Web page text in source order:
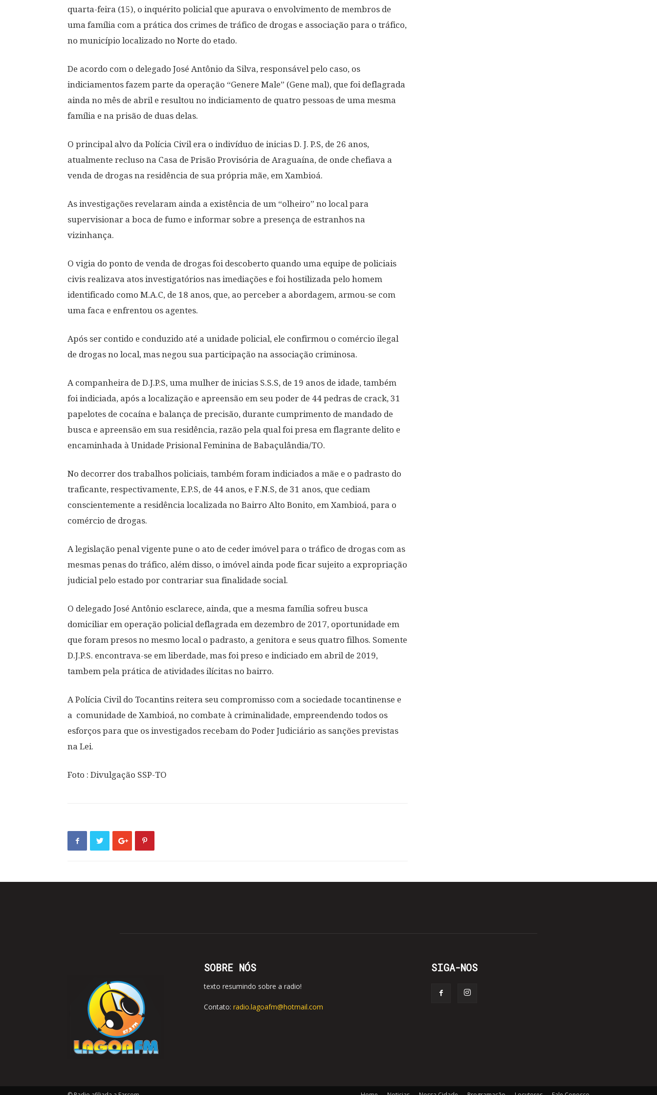
quarta-feira (15), o inquérito policial que apurava o envolvimento de membros de
uma família com a prática dos crimes de tráfico de drogas e associação para o tráfico,
no município localizado no Norte do etado.
De acordo com o delegado José Antônio da Silva, responsável pelo caso, os
indiciamentos fazem parte da operação “Genere Male” (Gene mal), que foi deflagrada
ainda no mês de abril e resultou no indiciamento de quatro pessoas de uma mesma
família e na prisão de duas delas.
O principal alvo da Polícia Civil era o indivíduo de inicias D. J. P.S, de 26 anos,
atualmente recluso na Casa de Prisão Provisória de Araguaína, de onde chefiava a
venda de drogas na residência de sua própria mãe, em Xambioá.
As investigações revelaram ainda a existência de um “olheiro” no local para
supervisionar a boca de fumo e informar sobre a presença de estranhos na
vizinhança.
O vigia do ponto de venda de drogas foi descoberto quando uma equipe de policiais
civis realizava atos investigatórios nas imediações e foi hostilizada pelo homem
identificado como M.A.C, de 18 anos, que, ao perceber a abordagem, armou-se com
uma faca e enfrentou os agentes.
Após ser contido e conduzido até a unidade policial, ele confirmou o comércio ilegal
de drogas no local, mas negou sua participação na associação criminosa.
A companheira de D.J.P.S, uma mulher de inicias S.S.S, de 19 anos de idade, também
foi indiciada, após a localização e apreensão em seu poder de 44 pedras de crack, 31
papelotes de cocaína e balança de precisão, durante cumprimento de mandado de
busca e apreensão em sua residência, razão pela qual foi presa em flagrante delito e
encaminhada à Unidade Prisional Feminina de Babaçulândia/TO.
No decorrer dos trabalhos policiais, também foram indiciados a mãe e o padrasto do
traficante, respectivamente, E.P.S, de 44 anos, e F.N.S, de 31 anos, que cediam
conscientemente a residência localizada no Bairro Alto Bonito, em Xambioá, para o
comércio de drogas.
A legislação penal vigente pune o ato de ceder imóvel para o tráfico de drogas com as
mesmas penas do tráfico, além disso, o imóvel ainda pode ficar sujeito a expropriação
judicial pelo estado por contrariar sua finalidade social.
O delegado José Antônio esclarece, ainda, que a mesma família sofreu busca
domiciliar em operação policial deflagrada em dezembro de 2017, oportunidade em
que foram presos no mesmo local o padrasto, a genitora e seus quatro filhos. Somente
D.J.P.S. encontrava-se em liberdade, mas foi preso e indiciado em abril de 2019,
tambem pela prática de atividades ilícitas no bairro.
A Polícia Civil do Tocantins reitera seu compromisso com a sociedade tocantinense e
a comunidade de Xambioá, no combate à criminalidade, empreendendo todos os
esforços para que os investigados recebam do Poder Judiciário as sanções previstas
na Lei.
Foto : Divulgação SSP-TO
SOBRE NÓS
texto resumindo sobre a radio!
Contato: radio.lagoafm@hotmail.com
SIGA-NOS